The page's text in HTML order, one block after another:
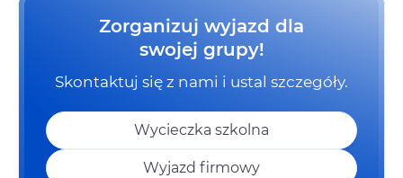
Zorganizuj wyjazd dla
swojej grupy!
Skontaktuj się z nami i ustal szczegóły.
Wycieczka szkolna
Wyjazd firmowy